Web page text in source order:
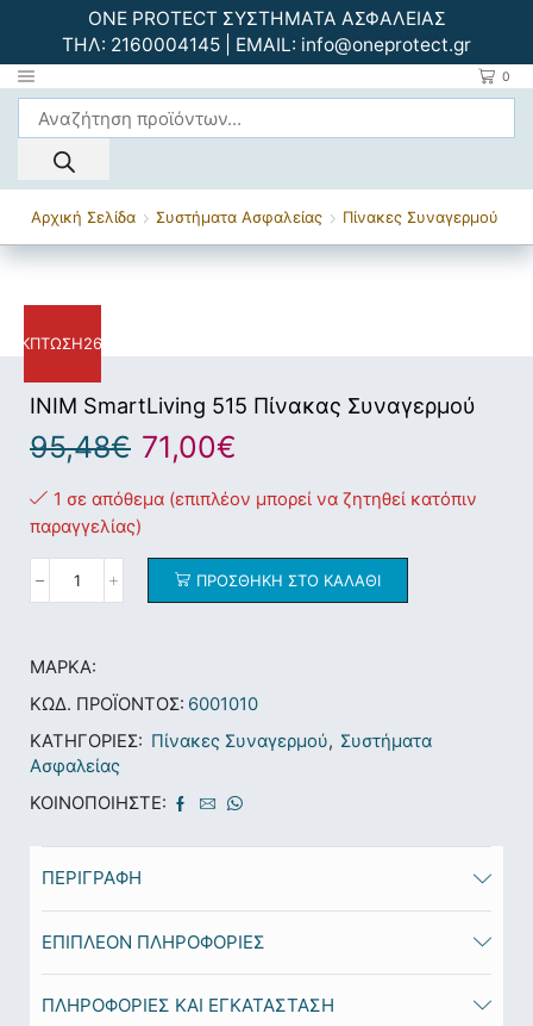
ONE PROTECT ΣΥΣΤΗΜΑΤΑ ΑΣΦΑΛΕΙΑΣ
ΤΗΛ: 2160004145 | EMAIL: info@oneprotect.gr
0
Αρχική Σελίδα Συστήματα Ασφαλείας Πίνακες Συναγερμού
ΈΚΠΤΩΣΗ26%
INIM SmartLiving 515 Πίνακας Συναγερμού
95,48€ 71,00€
1 σε απόθεμα (επιπλέον μπορεί να ζητηθεί κατόπιν
παραγγελίας)
ΠΡΟΣΘΉΚΗ ΣΤΟ ΚΑΛΆΘΙ
ΜΆΡΚΑ:
ΚΩΔ. ΠΡΟΪΌΝΤΟΣ: 6001010
ΚΑΤΗΓΟΡΊΕΣ: Πίνακες Συναγερμού, Συστήματα
Ασφαλείας
ΚΟΙΝΟΠΟΙΉΣΤΕ:
ΠΕΡΙΓΡΑΦΉ
ΕΠΙΠΛΈΟΝ ΠΛΗΡΟΦΟΡΊΕΣ
ΠΛΗΡΟΦΟΡΙΕΣ ΚΑΙ ΕΓΚΑΤΑΣΤΑΣΗ